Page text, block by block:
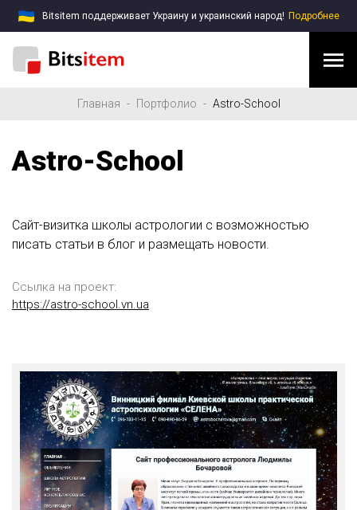
Bitsitem поддерживает Украину и украинский народ! Подробнее
Главная Портфолио Astro-School
Astro-School
Сайт-визитка школы астрологии с возможностью
писать статьи в блог и размещать новости.
Ссылка на проект:
https://astro-school.vn.ua